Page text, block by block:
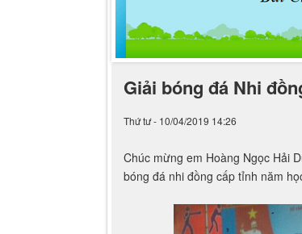
Giải bóng đá Nhi
Thứ tư - 10/04/2019 14:26
Chúc mừng em Hoàng Ngọc Hải
bóng đá nhi đồng cấp tỉnh năm